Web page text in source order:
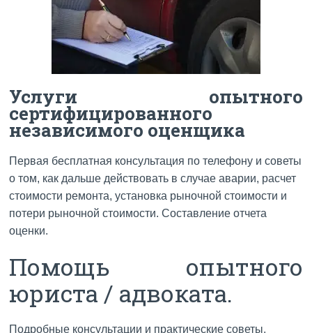
Услуги опытного
сертифицированного
независимого оценщика
Первая бесплатная консультация по телефону и советы
о том, как дальше действовать в случае аварии, расчет
стоимости ремонта, установка рыночной стоимости и
потери рыночной стоимости. Составление отчета
оценки.
Помощь oпытного
юриста / адвоката.
Подробные консультации и практические советы.